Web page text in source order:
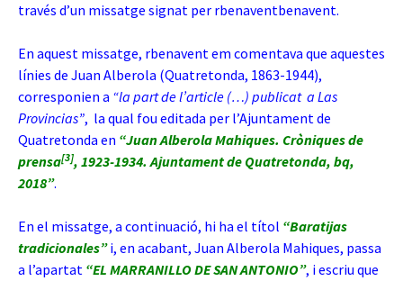
través d’un missatge signat per rbenaventbenavent.
En aquest missatge, rbenavent em comentava que aquestes
línies de Juan Alberola (Quatretonda, 1863-1944),
corresponien a “la part de l’article (…) publicat a Las
Provincias”, la qual fou editada per l’Ajuntament de
Quatretonda en “Juan Alberola Mahiques. Cròniques de
prensa[3], 1923-1934. Ajuntament de Quatretonda, bq,
2018”.
En el missatge, a continuació, hi ha el títol “Baratijas
tradicionales” i, en acabant, Juan Alberola Mahiques, passa
a l’apartat “EL MARRANILLO DE SAN ANTONIO”, i escriu que